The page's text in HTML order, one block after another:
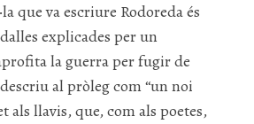
que va escriure Rodoreda és
explicades per un
la guerra per fugir de
al pròleg com “un noi
als llavis, que, com als poetes,